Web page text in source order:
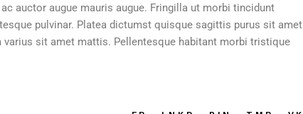
auctor augue mauris augue. Fringilla ut morbi tincidunt
pulvinar. Platea dictumst quisque sagittis purus sit amet
sit amet mattis. Pellentesque habitant morbi tristique